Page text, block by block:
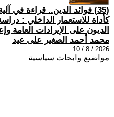
(35) فوائد الدين.. قراءة في
كأداة للاستعمار الداخلي :
الديون على الإيرادات العامة
محمد أحمد الصغير على عيد
2026 / 8 / 10
مواضيع وابحاث سياسية